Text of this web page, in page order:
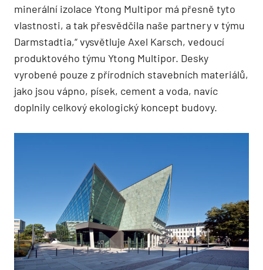
minerální izolace Ytong Multipor má přesně tyto
vlastnosti, a tak přesvědčila naše partnery v týmu
Darmstadtia,“ vysvětluje Axel Karsch, vedoucí
produktového týmu Ytong Multipor. Desky
vyrobené pouze z přírodních stavebních materiálů,
jako jsou vápno, písek, cement a voda, navíc
doplnily celkový ekologický koncept budovy.